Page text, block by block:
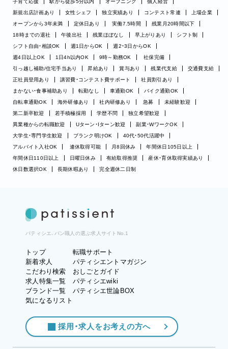
子育て応援 駅から徒歩5分以内 オープニング
個人経営
新規出店計画あり
女性シェフ 独立実績あり コンテスト常連
上場企業
オープンから3年未満
定休日あり 実働7.5時間
残業月20時間以下
18時までの退社
午後出社 残業ほぼなし 早上がりあり
シフト制
シフト自由・相談OK
週1日からOK
週2・3日からOK
週4日以上OK
1日4h以内OK 9時～勤務OK
社保完備
引っ越し補助/住宅手当あり
昇給あり 賞与あり 残業代支給
交通費支給
正社員登用あり
講習費・コンテスト費サポート
社員割引あり
まかない・食事補助あり
転勤なし 車通勤OK
バイク通勤OK
自転車通勤OK
海外研修あり 社内研修あり 急募
未経験歓迎
第二新卒歓迎
若手積極採用 学歴不問
独立希望歓迎
異業種からの転職歓迎
Uターン・Iターン歓迎
副業・WワークOK
大学生・専門学生歓迎
ブランク明けOK
40代・50代活躍中
アルバイト入社OK
連休取得可能 月8回休み
年間休日105日以上
年間休日110日以上
日曜日休み 有給取得推奨
産休・育休取得実績あり
休日数選択OK
長期休暇あり 完全週休二日制
パティシエ、パン職人の選ぶ求人サイトNo.1
トップ
新着求人
こだわり検索
求人特集一覧
ブランド一覧
気になるリスト
転職サポート
パティシエントマガジン
おしごとガイド
パティシエwiki
パティシエ世論BOX
採用・求人をお考えの方へ